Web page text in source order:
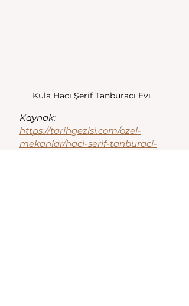
Kula Hacı Şerif Tanburacı Evi
Kaynak:
https://tarihgezisi.com/ozel-
mekanlar/haci-serif-tanburaci-